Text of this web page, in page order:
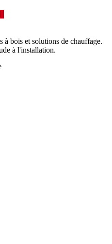
à bois et solutions de chauffage.
à l'installation.